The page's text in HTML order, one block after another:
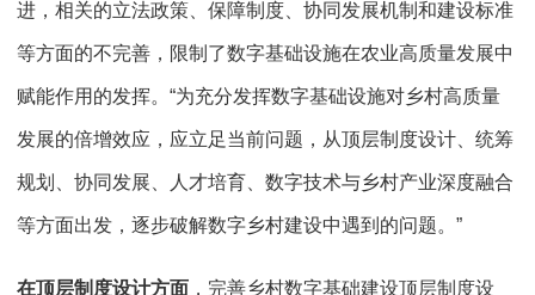
进，相关的立法政策、保障制度、协同发展机制和建设标准
等方面的不完善，限制了数字基础设施在农业高质量发展中
赋能作用的发挥。“为充分发挥数字基础设施对乡村高质量
发展的倍增效应，应立足当前问题，从顶层制度设计、统筹
规划、协同发展、人才培育、数字技术与乡村产业深度融合
等方面出发，逐步破解数字乡村建设中遇到的问题。”
在顶层制度设计方面 ，完善乡村数字基础建设顶层制度设